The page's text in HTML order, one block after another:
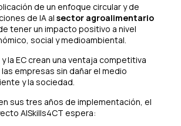
de un enfoque circular y de
de IA al sector agroalimentario
tener un impacto positivo a nivel
social y medioambiental.
y la EC crean una ventaja competitiva
empresas sin dañar el medio
y la sociedad.
sus tres años de implementación, el
AISkills4CT espera: